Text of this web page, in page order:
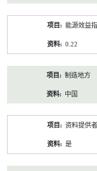
能源效益
0.22
制造地方
中国
资料提供
是